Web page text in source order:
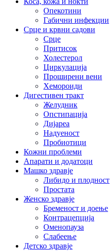
Опекотини
Габични инфекции
Срце и крвни садови
Срце
Притисок
Холестерол
Циркулација
Проширени вени
Хемороиди
Дигестивен тракт
Желудник
Опстипација
Дијареа
Надуеност
Пробиотици
Кожни проблеми
Апарати и додатоци
Машко здравје
Либидо и плодност
Простата
Женско здравје
Бременост и доење
Контрацепција
Оменопауза
Слабеење
Детско здравје